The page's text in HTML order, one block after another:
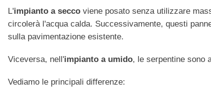
L'impianto a secco viene posato senza utilizzare
circolerà l'acqua calda. Successivamente, questi
sulla pavimentazione esistente.
Viceversa, nell'impianto a umido, le serpentine sono
Vediamo le principali differenze: